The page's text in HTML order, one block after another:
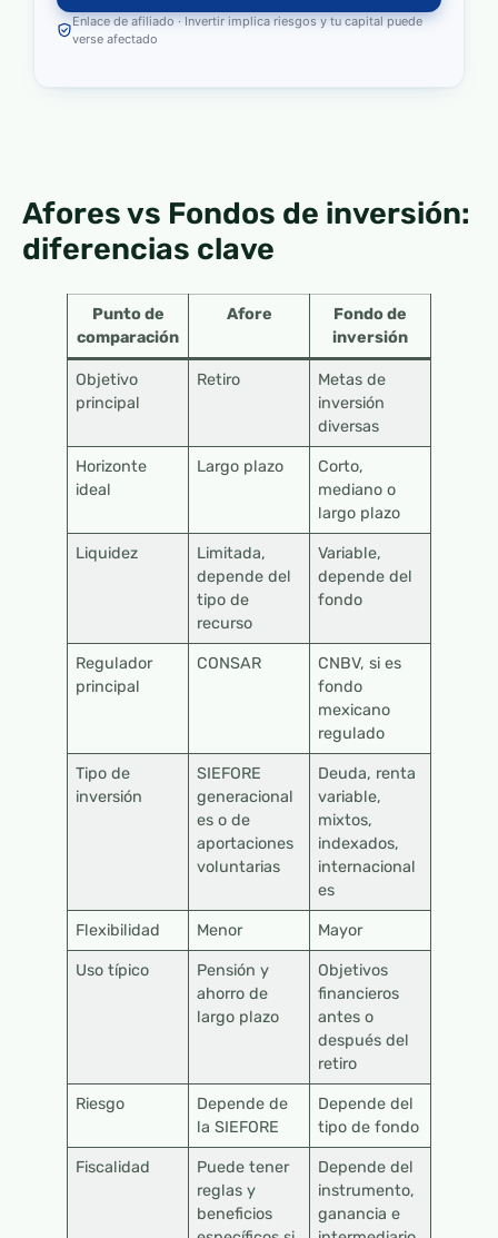
Enlace de afiliado · Invertir implica riesgos y tu capital puede
verse afectado
Afores vs Fondos de inversión:
diferencias clave
Punto de
comparación
Afore
Fondo de
inversión
Objetivo
principal
Retiro
Metas de
inversión
diversas
Horizonte
ideal
Largo plazo
Corto,
mediano o
largo plazo
Liquidez
Limitada,
depende del
tipo de
recurso
Variable,
depende del
fondo
Regulador
principal
CONSAR
CNBV, si es
fondo
mexicano
regulado
Tipo de
inversión
SIEFORE
generacional
es o de
aportaciones
voluntarias
Deuda, renta
variable,
mixtos,
indexados,
internacional
es
Flexibilidad Menor Mayor
Uso típico
Pensión y
ahorro de
largo plazo
Objetivos
financieros
antes o
después del
retiro
Riesgo
Depende de
la SIEFORE
Depende del
tipo de fondo
Fiscalidad
Puede tener
reglas y
beneficios
Depende del
instrumento,
ganancia e